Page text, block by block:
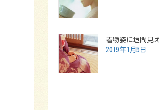
着物姿に垣間見
2019年1月5日